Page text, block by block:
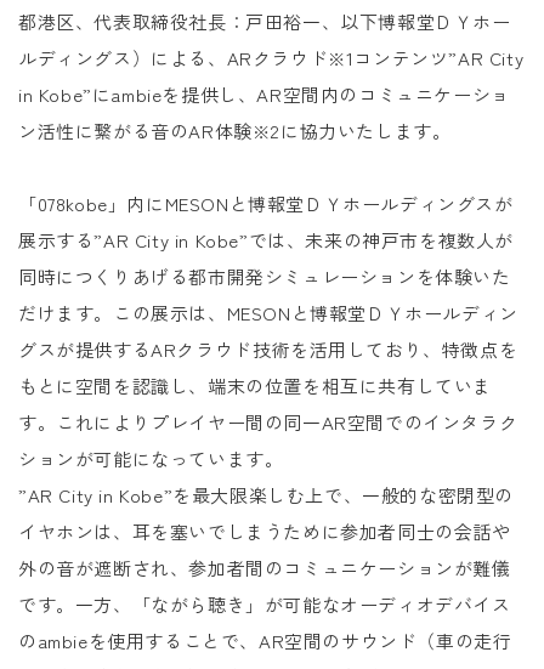
都港区、代表取締役社長：戸田裕一、以下博報堂ＤＹホー
ルディングス）による、ARクラウド※1コンテンツ”AR City
in Kobe”にambieを提供し、AR空間内のコミュニケーショ
ン活性に繋がる音のAR体験※2に協力いたします。
「078kobe」内にMESONと博報堂ＤＹホールディングスが
展示する”AR City in Kobe”では、未来の神戸市を複数人が
同時につくりあげる都市開発シミュレーションを体験いた
だけます。この展示は、MESONと博報堂ＤＹホールディン
グスが提供するARクラウド技術を活用しており、特徴点を
もとに空間を認識し、端末の位置を相互に共有していま
す。これによりプレイヤー間の同一AR空間でのインタラク
ションが可能になっています。
”AR City in Kobe”を最大限楽しむ上で、一般的な密閉型の
イヤホンは、耳を塞いでしまうために参加者同士の会話や
外の音が遮断され、参加者間のコミュニケーションが難儀
です。一方、「ながら聴き」が可能なオーディオデバイス
のambieを使用することで、AR空間のサウンド（車の走行